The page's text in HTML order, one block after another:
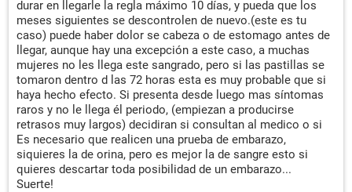
durar en llegarle la regla máximo 10 días, y pueda que los
meses siguientes se descontrolen de nuevo.(este es tu
caso) puede haber dolor se cabeza o de estomago antes de
llegar, aunque hay una excepción a este caso, a muchas
mujeres no les llega este sangrado, pero si las pastillas se
tomaron dentro d las 72 horas esta es muy probable que si
haya hecho efecto. Si presenta desde luego mas síntomas
raros y no le llega él periodo, (empiezan a producirse
retrasos muy largos) decidiran si consultan al medico o si
Es necesario que realicen una prueba de embarazo,
siquieres la de orina, pero es mejor la de sangre esto si
quieres descartar toda posibilidad de un embarazo...
Suerte!